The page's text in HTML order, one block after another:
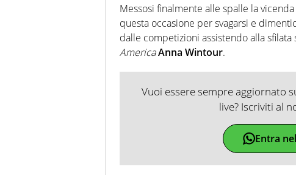
Messosi finalmente alle spalle la
questa occasione per svagarsi e
dalle competizioni assistendo alla
AmericaAnna Wintour.
Vuoi essere sempre aggiornato
live? Iscriviti al
Entra